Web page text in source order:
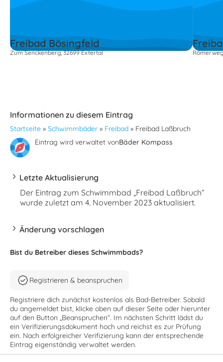
Freibad Bösingfeld
Zum Senckenberg, 32699 Extertal
Informationen zu diesem Eintrag
Startseite » Schwimmbäder » Freibad » Freibad Laßbruch
Eintrag wird verwaltet vonBäder Kompass
Letzte Aktualisierung
Der Eintrag zum Schwimmbad „Freibad Laßbruch“
wurde zuletzt am 4. November 2023 aktualisiert.
Änderung vorschlagen
Bist du Betreiber dieses Schwimmbads?
Registrieren & beanspruchen
Registriere dich zunächst kostenlos als Bad-Betreiber. Sobald
du angemeldet bist, klicke oben auf dieser Seite oder hierunter
auf den Button „Beanspruchen“. Im nächsten Schritt lädst du
ein Verifizierungsdokument hoch und reichst es zur Prüfung
ein. Nach erfolgreicher Verifizierung kann der entsprechende
Eintrag eigenständig verwaltet werden.